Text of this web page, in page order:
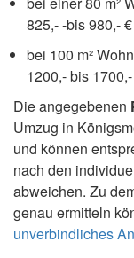
825,- -bis 980,- €
bei 100 m²
1200,- bis
Die angegebenen
Umzug in
und können
nach den
abweichen. Zu
genau ermitteln
unverbindliches